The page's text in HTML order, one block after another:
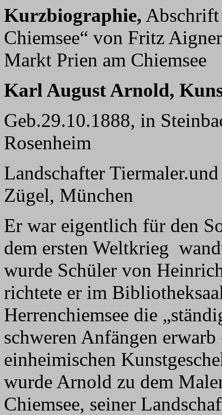
Kurzbiographie, Abschrift
Chiemsee“ von Fritz
Markt Prien am Chiemsee
Karl August Arnold,
Geb.29.10.1888, in
Rosenheim
Landschafter
Zügel, München
Er war eigentlich für den
dem ersten Weltkrieg
wurde Schüler von
richtete er im
Herrenchiemsee die
schweren Anfängen
einheimischen
wurde Arnold zu dem
Chiemsee, seiner